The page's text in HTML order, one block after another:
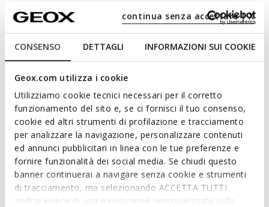
CONSENSO DETTAGLI INFORMAZIONI SUI COOKIE
Geox.com utilizza i cookie
Utilizziamo cookie tecnici necessari per il corretto
funzionamento del sito e, se ci fornisci il tuo consenso,
cookie ed altri strumenti di profilazione e tracciamento
per analizzare la navigazione, personalizzare contenuti
ed annunci pubblicitari in linea con le tue preferenze e
fornire funzionalità dei social media. Se chiudi questo
banner continuerai a navigare senza cookie e strumenti
di tracciamento, ma selezionando ACCETTA TUTTI
godrai invece di una navigazione personalizzata sulla
continua senza accettare | X
spacious sleek design. Crafted from supple hardwearing
tumbled leather, this version comes in a timeless off-white
palette. It has been fitted with a coin pouch and multiple card
slots so you can stash away your essentials and keep them in
an orderly manner.
Read more
Features
Dimensions: H: 10,5 cm, L: 19,5 cm, W: 2,5 cm
Hand-held
Zip fastening